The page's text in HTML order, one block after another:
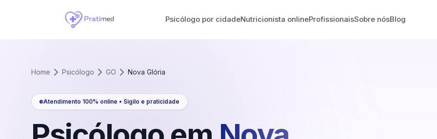
Psicólogo por cidadeNutricionista onlineProfissionaisSobre nósBlog
Home Psicólogo GO Nova Glória
Atendimento 100% online • Sigilo e praticidade